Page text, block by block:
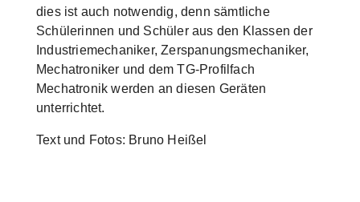
dies ist auch notwendig, denn sämtliche
Schülerinnen und Schüler aus den Klassen der
Industriemechaniker, Zerspanungsmechaniker,
Mechatroniker und dem TG-Profilfach
Mechatronik werden an diesen Geräten
unterrichtet.
Text und Fotos: Bruno Heißel